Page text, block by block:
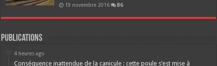
19 novembre 2016 86
Publications
4 heures ago
Conséquence inattendue de la canicule : cette poule s’est mise à